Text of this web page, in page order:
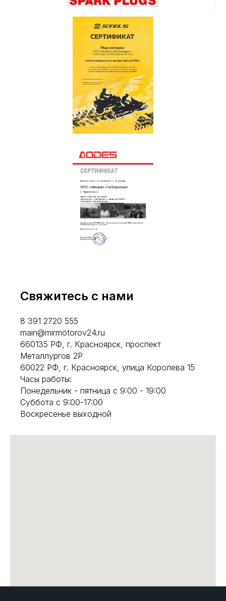
Свяжитесь с нами
8 391 2720 555
main@mirmotorov24.ru
660135 РФ, г. Красноярск, проспект
Металлургов 2Р
60022 РФ, г. Красноярск, улица Королева 15
Часы работы:
Понедельник - пятница с 9:00 - 19:00
Суббота с 9:00-17:00
Воскресенье выходной